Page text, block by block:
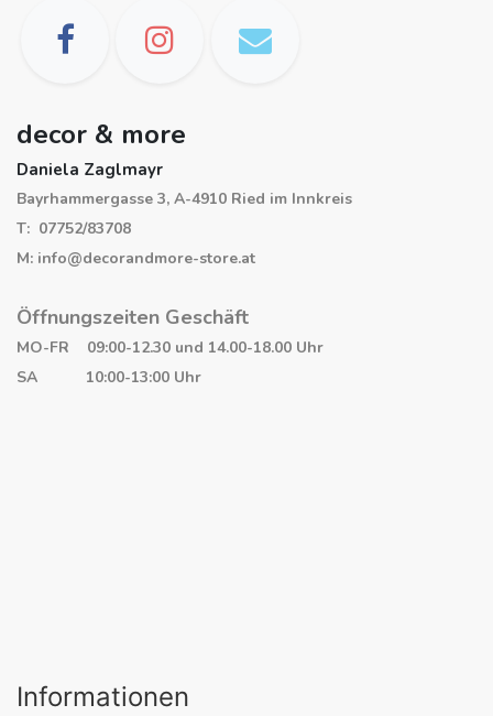
decor & more
Daniela Zaglmayr
Bayrhammergasse 3, A-4910 Ried im Innkreis
T: 07752/83708
M: info@decorandmore-store.at
Öffnungszeiten Geschäft
MO-FR 09:00-12.30 und 14.00-18.00 Uhr
SA 10:00-13:00 Uhr
Informationen